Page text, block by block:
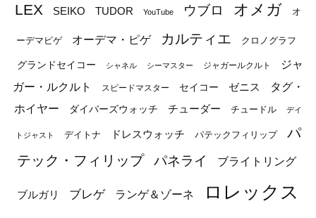
LEX
SEIKO TUDOR YouTube ウブロ オメガ オ
ーデマピゲ オーデマ・ピゲ カルティエ クロノグラフ
グランドセイコー シャネル シーマスター ジャガールクルト
ジャ
ガー・ルクルト
スピードマスター セイコー ゼニス
タグ・
ホイヤー
ダイバーズウォッチ チューダー チュードル デイ
トジャスト デイトナ ドレスウォッチ パテックフィリップ
パ
テック・フィリップ
パネライ ブライトリング
ブルガリ ブレゲ ランゲ＆ゾーネ ロレックス